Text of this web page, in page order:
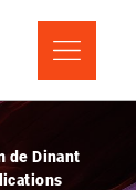
de Dinant